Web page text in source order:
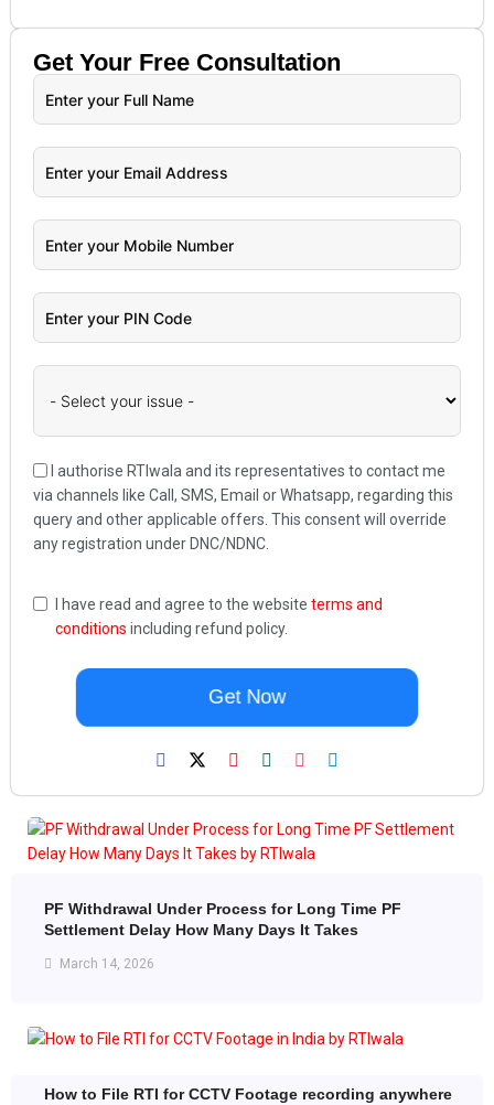
Get Your Free Consultation
I authorise RTIwala and its representatives to contact me
via channels like Call, SMS, Email or Whatsapp, regarding this
query and other applicable offers. This consent will override
any registration under DNC/NDNC.
I have read and agree to the website terms and
conditions including refund policy.
Get Now
PF Withdrawal Under Process for Long Time PF
Settlement Delay How Many Days It Takes
March 14, 2026
How to File RTI for CCTV Footage recording anywhere